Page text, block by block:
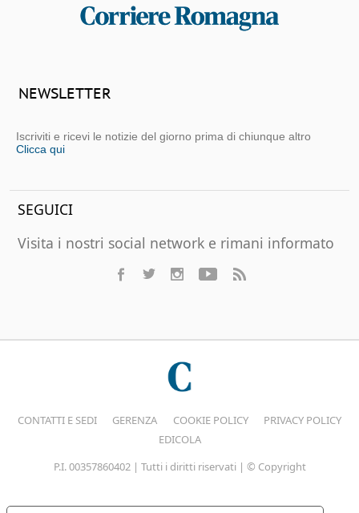
NEWSLETTER
Iscriviti e ricevi le notizie del giorno prima di chiunque altro
Clicca qui
SEGUICI
Visita i nostri social network e rimani informato
CONTATTI E SEDI GERENZA COOKIE POLICY
PRIVACY POLICY
EDICOLA
P.I. 00357860402 | Tutti i diritti riservati | © Copyright